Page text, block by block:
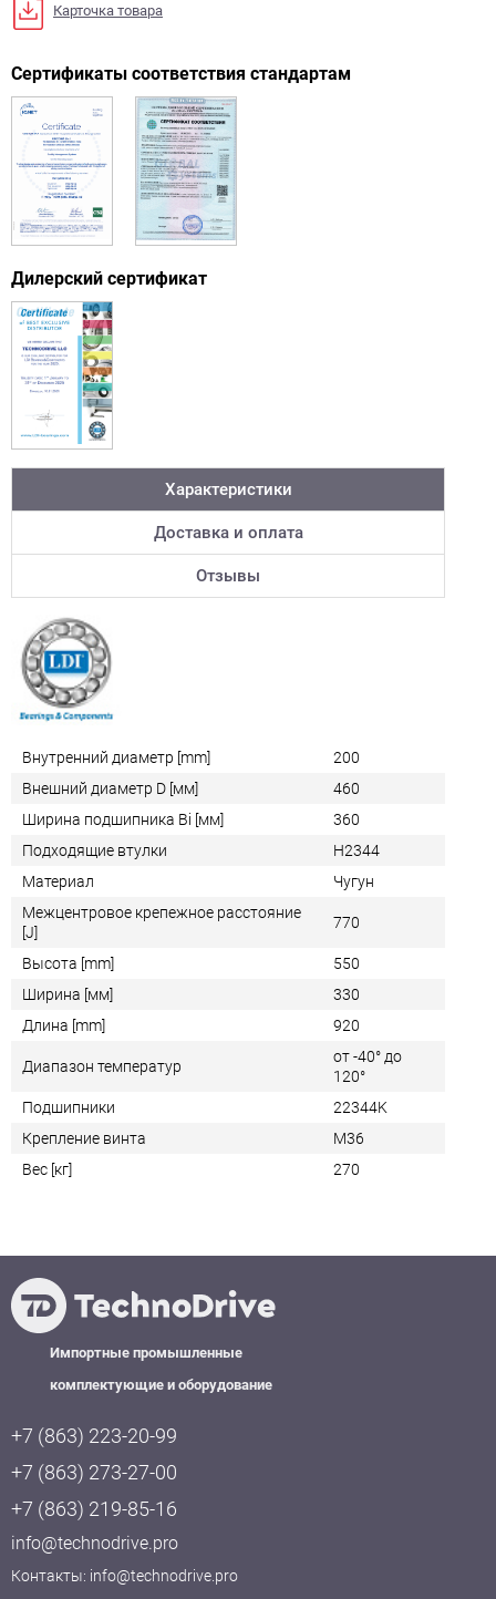
Карточка товара
Сертификаты соответствия стандартам
Дилерский сертификат
Характеристики
Доставка и оплата
Отзывы
Внутренний диаметр [mm]
200
Внешний диаметр D [мм]
460
Ширина подшипника Bi [мм]
360
Подходящие втулки
H2344
Материал
Чугун
Межцентровое крепежное расстояние
[J]
770
Высота [mm]
550
Ширина [мм]
330
Длина [mm]
920
Диапазон температур
от -40° до
120°
Подшипники
22344K
Крепление винта
M36
Вес [кг]
270
Импортные промышленные
комплектующие и оборудование
+7 (863) 223-20-99
+7 (863) 273-27-00
+7 (863) 219-85-16
info@technodrive.pro
Контакты: info@technodrive.pro